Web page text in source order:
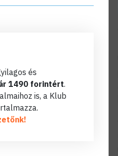
és
1490 forintért.
is, a Klub